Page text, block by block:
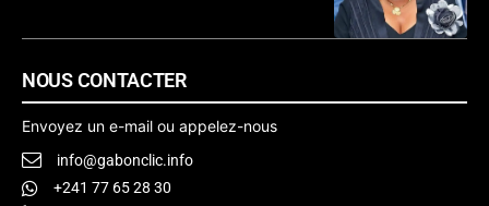
NOUS CONTACTER
Envoyez un e-mail ou appelez-nous
info@gabonclic.info
+241 77 65 28 30